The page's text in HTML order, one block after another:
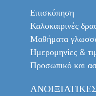
Επισκόπηση
Καλοκαιρινές
Μαθήματα
Ημερομηνίες &
Προσωπικό και